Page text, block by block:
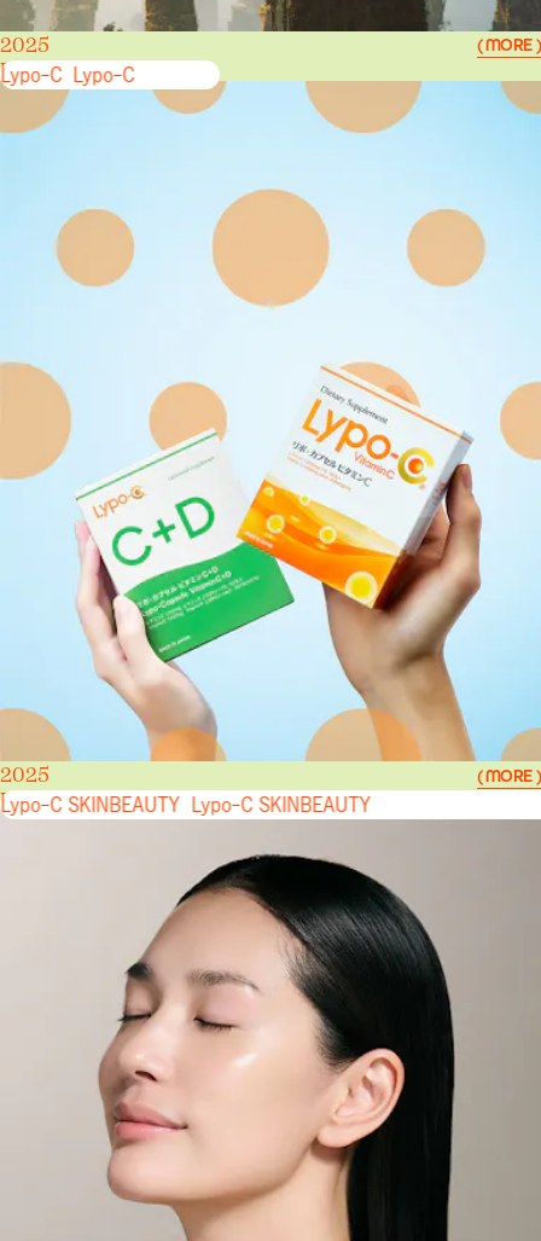
2025 ( MORE )
Lypo-C Lypo-C
Lypo-C
2025 ( MORE )
Lypo-C SKINBEAUTY Lypo-C SKINBEAUTY
Lypo-C SKINBEAUTY